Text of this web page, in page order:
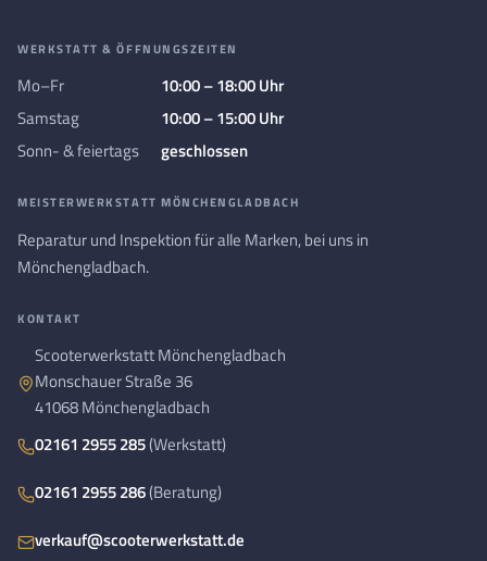
WERKSTATT & ÖFFNUNGSZEITEN
Mo–Fr
10:00 – 18:00 Uhr
Samstag
10:00 – 15:00 Uhr
Sonn- & feiertags
geschlossen
MEISTERWERKSTATT MÖNCHENGLADBACH
Reparatur und Inspektion für alle Marken, bei uns in
Mönchengladbach.
KONTAKT
Scooterwerkstatt Mönchengladbach
Monschauer Straße 36
41068 Mönchengladbach
02161 2955 285(Werkstatt)
02161 2955 286(Beratung)
verkauf@scooterwerkstatt.de